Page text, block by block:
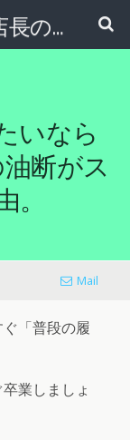
テニスショップ通販店長のブログ＠テニスショップLAFINO 西山克久
いなら
断がス
Mail
「普段の履
業しましょ